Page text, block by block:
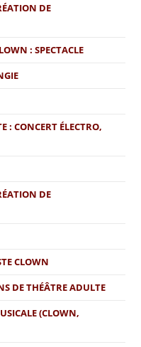
DE
: SPECTACLE
: CONCERT ÉLECTRO,
DE
CLOWN
DE THÉÂTRE ADULTE
(CLOWN,